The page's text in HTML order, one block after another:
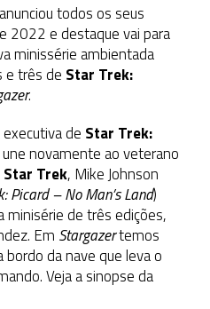
todos os seus
2022 e destaque vai para
minissérie ambientada
e três de Star Trek:
.
de Star Trek:
novamente ao veterano
Star Trek, Mike Johnson
Picard – No Man’s Land)
minisérie de três edições,
Em Stargazertemos
bordo da nave que leva o
Veja a sinopse da